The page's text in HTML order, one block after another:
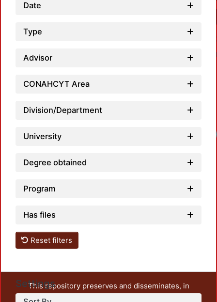
Date
Type
Advisor
CONAHCYT Area
Division/Department
University
Degree obtained
Program
Has files
Reset filters
Settings
This repository preserves and disseminates, in
unrestricted open access, the teaching and research